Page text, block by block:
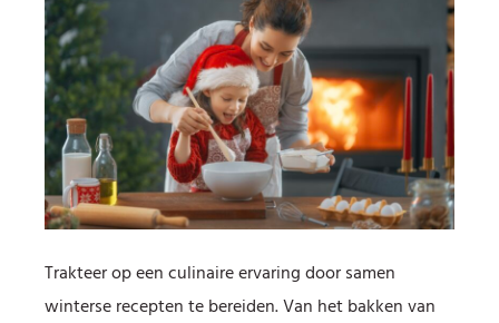
Trakteer op een culinaire ervaring door samen
winterse recepten te bereiden. Van het bakken van